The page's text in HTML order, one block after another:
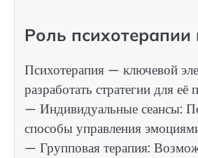
Роль психотерапии
Психотерапия — ключевой
разработать стратегии для её
— Индивидуальные сеансы:
способы управления
— Групповая терапия: